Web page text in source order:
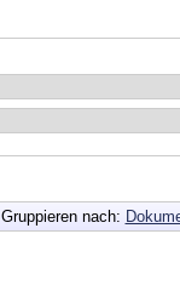
Gruppieren nach: